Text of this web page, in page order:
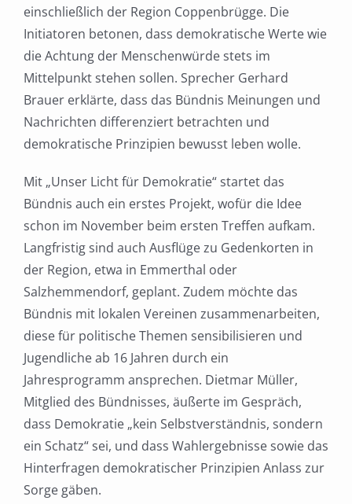
einschließlich der Region Coppenbrügge. Die
Initiatoren betonen, dass demokratische Werte wie
die Achtung der Menschenwürde stets im
Mittelpunkt stehen sollen. Sprecher Gerhard
Brauer erklärte, dass das Bündnis Meinungen und
Nachrichten differenziert betrachten und
demokratische Prinzipien bewusst leben wolle.
Mit „Unser Licht für Demokratie“ startet das
Bündnis auch ein erstes Projekt, wofür die Idee
schon im November beim ersten Treffen aufkam.
Langfristig sind auch Ausflüge zu Gedenkorten in
der Region, etwa in Emmerthal oder
Salzhemmendorf, geplant. Zudem möchte das
Bündnis mit lokalen Vereinen zusammenarbeiten,
diese für politische Themen sensibilisieren und
Jugendliche ab 16 Jahren durch ein
Jahresprogramm ansprechen. Dietmar Müller,
Mitglied des Bündnisses, äußerte im Gespräch,
dass Demokratie „kein Selbstverständnis, sondern
ein Schatz“ sei, und dass Wahlergebnisse sowie das
Hinterfragen demokratischer Prinzipien Anlass zur
Sorge gäben.